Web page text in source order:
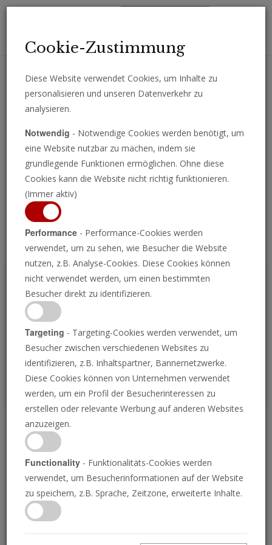
Erhalten Sie wichtige Analysen, Kommentare und Nachrichten
Programm ansehen
P
Der Iran verliert Syrien
an Deutschland
24.05.2024 • 22 Minuten
Der Iran beherrscht heute den Nahen Osten.
Doch in der Region geschieht etwas
Cookie-Zustimmung
Diese Website verwendet Cookies, um Inhalte zu
personalisieren und unseren Datenverkehr zu
analysieren.
Notwendig - Notwendige Cookies werden benötigt, um
eine Website nutzbar zu machen, indem sie
grundlegende Funktionen ermöglichen. Ohne diese
Cookies kann die Website nicht richtig funktionieren.
(Immer aktiv)
Performance - Performance-Cookies werden
verwendet, um zu sehen, wie Besucher die Website
nutzen, z.B. Analyse-Cookies. Diese Cookies können
nicht verwendet werden, um einen bestimmten
Besucher direkt zu identifizieren.
Targeting - Targeting-Cookies werden verwendet, um
Besucher zwischen verschiedenen Websites zu
identifizieren, z.B. Inhaltspartner, Bannernetzwerke.
Diese Cookies können von Unternehmen verwendet
werden, um ein Profil der Besucherinteressen zu
erstellen oder relevante Werbung auf anderen Websites
anzuzeigen.
Functionality - Funktionalitäts-Cookies werden
verwendet, um Besucherinformationen auf der Website
zu speichern, z.B. Sprache, Zeitzone, erweiterte Inhalte.